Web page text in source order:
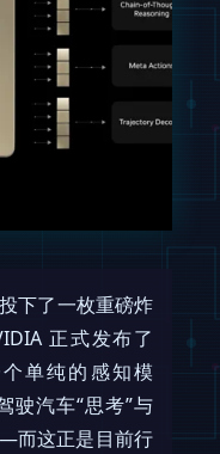
下了一枚重磅炸
正式发布了
单纯的感知模
驶汽车“思考”与
而这正是目前行